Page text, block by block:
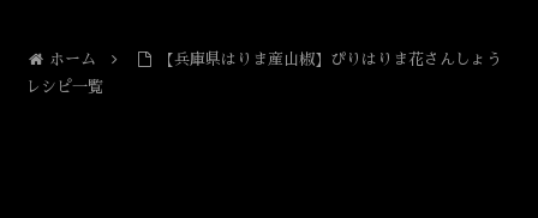
ホーム
【兵庫県はりま産山椒】ぴりはりま花さんしょう
レシピ一覧